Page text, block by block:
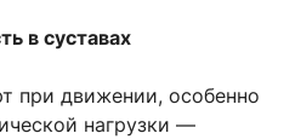
в суставах
при движении, особенно
нагрузки —